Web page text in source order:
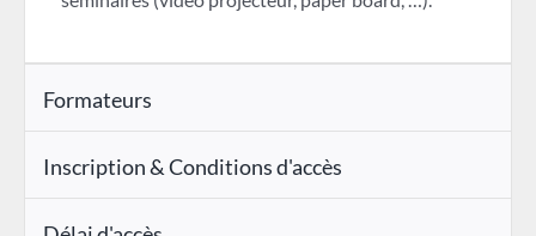
Formateurs
Inscription & Conditions d'accès